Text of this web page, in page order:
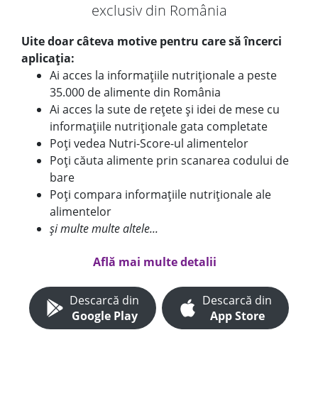
exclusiv din România
Uite doar câteva motive pentru care să încerci
aplicația:
Ai acces la informațiile nutriționale a peste
35.000 de alimente din România
Ai acces la sute de rețete și idei de mese cu
informațiile nutriționale gata completate
Poți vedea Nutri-Score-ul alimentelor
Poți căuta alimente prin scanarea codului de
bare
Poți compara informațiile nutriționale ale
alimentelor
și multe multe altele...
Află mai multe detalii
Descarcă din
Google Play
Descarcă din
App Store